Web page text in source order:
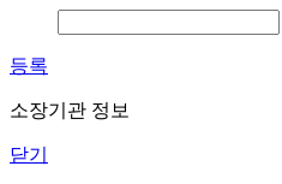
등록
소장기관 정보
닫기